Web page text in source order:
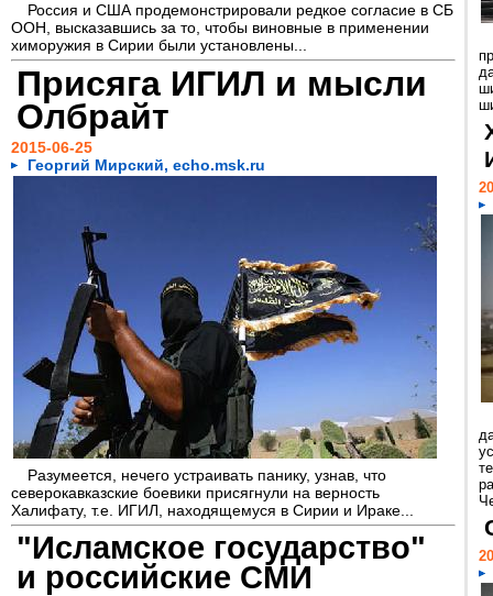
Россия и США продемонстрировали редкое согласие в СБ
ООН, высказавшись за то, чтобы виновные в применении
химоружия в Сирии были установлены...
Присяга ИГИЛ и мысли
Олбрайт
2015-06-25
Георгий Мирский, echo.msk.ru
Разумеется, нечего устраивать панику, узнав, что
северокавказские боевики присягнули на верность
Халифату, т.е. ИГИЛ, находящемуся в Сирии и Ираке...
"Исламское государство"
и российские СМИ